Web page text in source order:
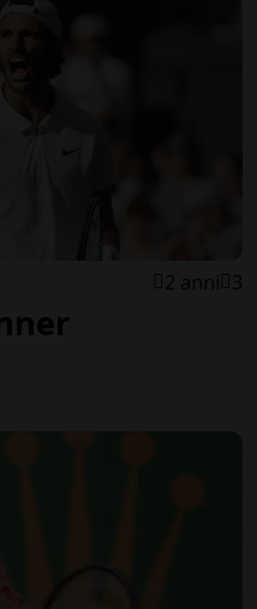
2 anni 3